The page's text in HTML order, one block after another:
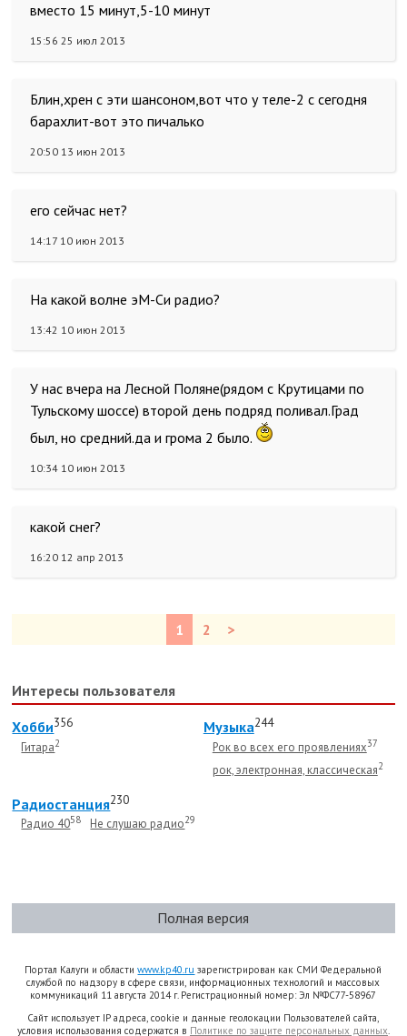
вместо 15 минут,5-10 минут
15:56 25 июл 2013
Блин,хрен с эти шансоном,вот что у теле-2 с сегодня
барахлит-вот это пичалько
20:50 13 июн 2013
его сейчас нет?
14:17 10 июн 2013
На какой волне эМ-Си радио?
13:42 10 июн 2013
У нас вчера на Лесной Поляне(рядом с Крутицами по
Тульскому шоссе) второй день подряд поливал.Град
был, но средний.да и грома 2 было.
10:34 10 июн 2013
какой снег?
16:20 12 апр 2013
1 2 >
Интересы пользователя
Хобби356
Гитара2
Музыка244
Рок во всех его проявлениях37
рок, электронная, классическая2
Радиостанция230
Радио 4058 Не слушаю радио29
Полная версия
Портал Калуги и областиwww.kp40.ru зарегистрирован как СМИ Федеральной
службой по надзору в сфере связи, информационных технологий и массовых
коммуникаций 11 августа 2014 г. Регистрационный номер: Эл №ФС77-58967
Сайт использует IP адреса, cookie и данные геолокации Пользователей сайта,
условия использования содержатся в Политике по защите персональных данных.